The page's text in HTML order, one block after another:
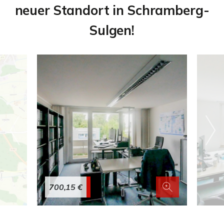
neuer Standort in Schramberg-
Sulgen!
700,15 €